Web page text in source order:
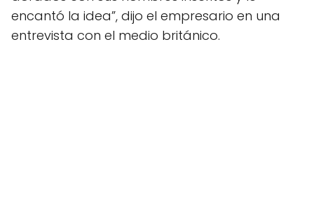
encantó la idea”, dijo el empresario en una
entrevista con el medio británico.